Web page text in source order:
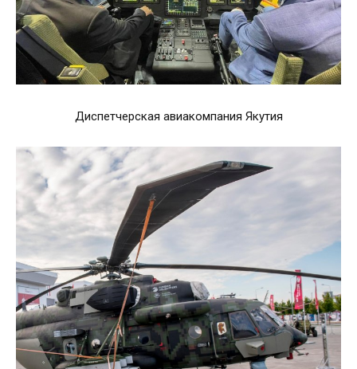
Диспетчерская авиакомпания Якутия